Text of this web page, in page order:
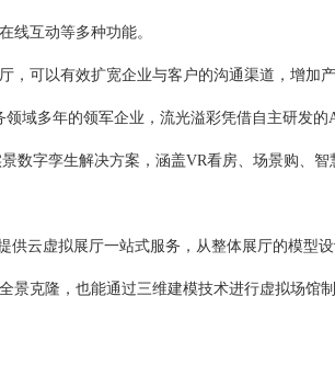
线互动等多种功能。
，可以有效扩宽企业与客户的沟通渠道，增加
领域多年的领军企业，流光溢彩凭借自主研发
数字孪生解决方案，涵盖VR看房、场景购、
供云虚拟展厅一站式服务，从整体展厅的模型
景克隆，也能通过三维建模技术进行虚拟场馆